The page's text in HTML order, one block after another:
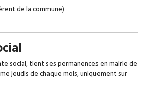
de la commune)
social, tient ses permanences en mairie de
jeudis de chaque mois, uniquement sur